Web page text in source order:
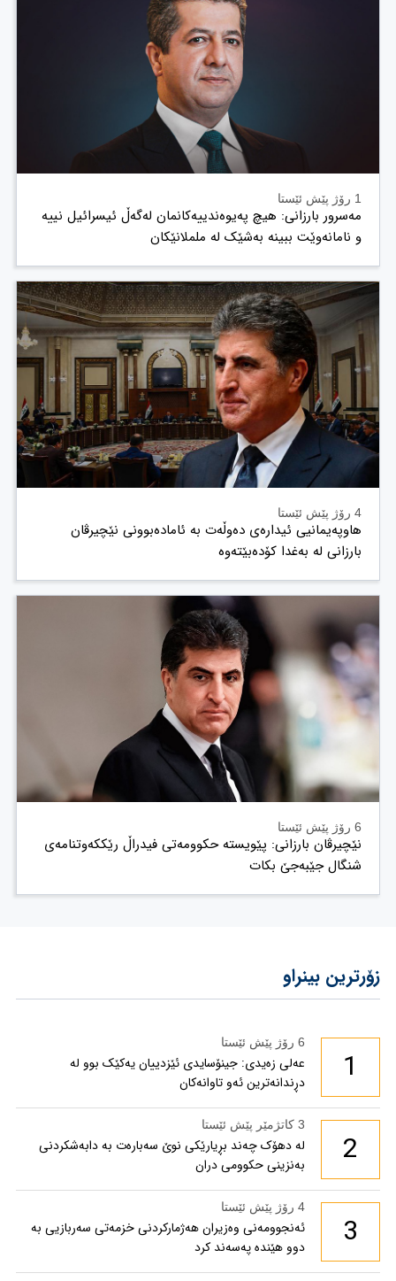
1 رۆژ پێش ئێستا
مەسرور بارزانی: هیچ پەیوەندییەکانمان لەگەڵ ئیسرائیل نییە
و نامانەوێت ببینە بەشێک لە ململانێکان
4 رۆژ پێش ئێستا
هاوپەیمانیی ئیدارەی دەوڵەت بە ئامادەبوونی نێچیرڤان
بارزانی لە بەغدا کۆدەبێتەوە
6 رۆژ پێش ئێستا
نێچیرڤان بارزانی: پێویستە حکوومەتی فیدراڵ رێککەوتنامەی
شنگال جێبەجێ بکات
زۆرترین بینراو
1
6 رۆژ پێش ئێستا
عەلی زەیدی: جینۆسایدی ئێزدییان یەکێک بوو لە
دڕندانەترین ئەو تاوانەکان
2
3 کاتژمێر پێش ئێستا
لە دهۆک چەند بڕیارێکی نوێ سەبارەت بە دابەشکردنی
بەنزینی حکوومی دران
3
4 رۆژ پێش ئێستا
ئەنجوومەنی وەزیران هەژمارکردنی خزمەتی سەربازیی بە
دوو هێندە پەسەند کرد